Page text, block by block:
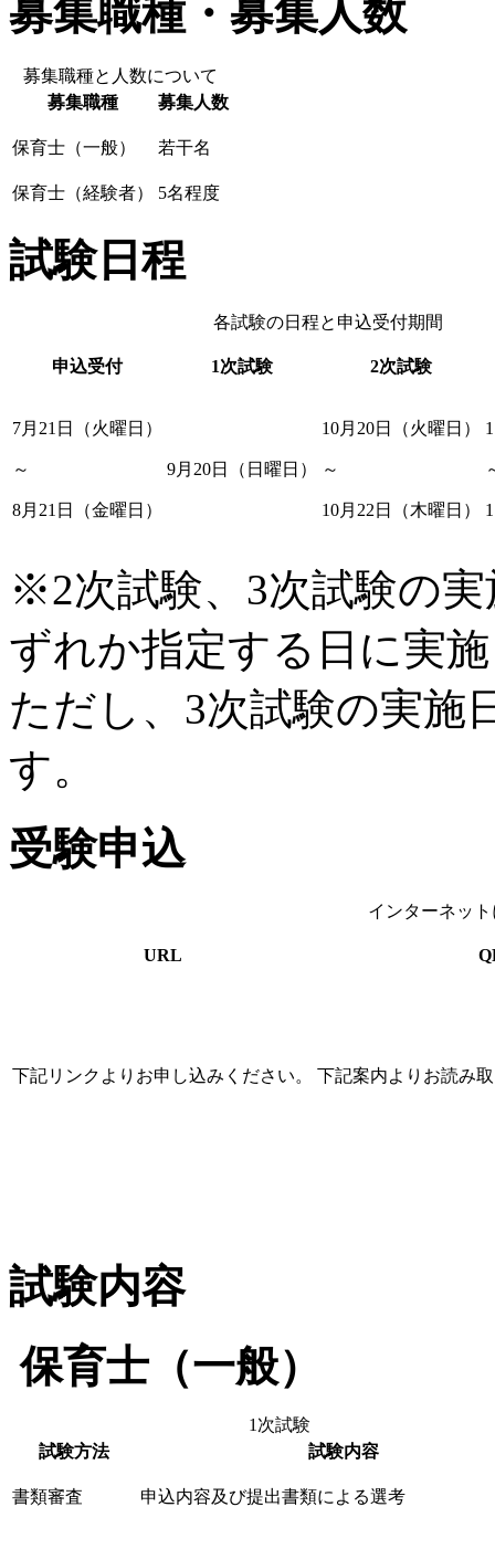
募集職種・募集人数
募集職種と人数について
募集職種
募集人数
保育士（一般） 若干名
保育士（経験者） 5名程度
試験日程
各試験の日程と申込受付期間
申込受付 1次試験 2次試験
7月21日（火曜日）
～
8月21日（金曜日）
9月20日（日曜日）
10月20日（火曜日）
～
10月22日（木曜日）
※2次試験、3次試験の
ずれか指定する日に実
ただし、3次試験の実施
す。
受験申込
インターネッ
URL
下記リンクよりお申し込みください。 下記案内よりお読み
試験内容
保育士（一般）
1次試験
試験方法
試験内容
書類審査 申込内容及び提出書類による選考